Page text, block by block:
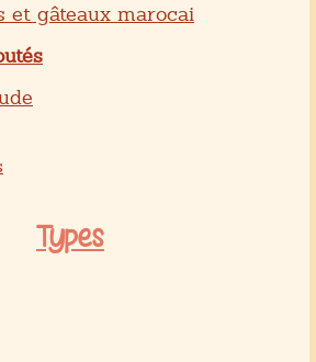
et gâteaux marocai
Types